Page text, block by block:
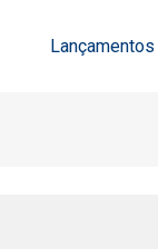
Lançamentos